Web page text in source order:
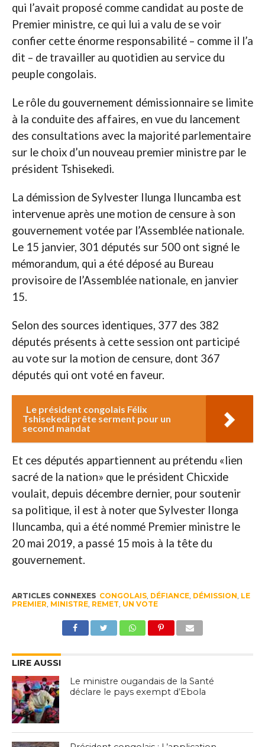
qui l’avait proposé comme candidat au poste de
Premier ministre, ce qui lui a valu de se voir
confier cette énorme responsabilité – comme il l’a
dit – de travailler au quotidien au service du
peuple congolais.
Le rôle du gouvernement démissionnaire se limite
à la conduite des affaires, en vue du lancement
des consultations avec la majorité parlementaire
sur le choix d’un nouveau premier ministre par le
président Tshisekedi.
La démission de Sylvester Ilunga Iluncamba est
intervenue après une motion de censure à son
gouvernement votée par l’Assemblée nationale.
Le 15 janvier, 301 députés sur 500 ont signé le
mémorandum, qui a été déposé au Bureau
provisoire de l’Assemblée nationale, en janvier
15.
Selon des sources identiques, 377 des 382
députés présents à cette session ont participé
au vote sur la motion de censure, dont 367
députés qui ont voté en faveur.
Le président congolais Félix
Tshisekedi prête serment pour un
second mandat
Et ces députés appartiennent au prétendu «lien
sacré de la nation» que le président Chicxide
voulait, depuis décembre dernier, pour soutenir
sa politique, il est à noter que Sylvester Ilonga
Iluncamba, qui a été nommé Premier ministre le
20 mai 2019, a passé 15 mois à la tête du
gouvernement.
ARTICLES CONNEXES CONGOLAIS, DÉFIANCE, DÉMISSION LE
PREMIER MINISTRE, REMET UN VOTE
LIRE AUSSI
Le ministre ougandais de la Santé
déclare le pays exempt d’Ebola